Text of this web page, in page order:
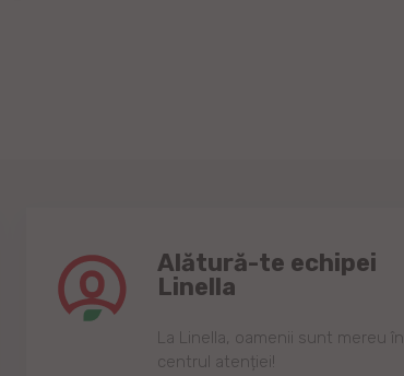
Alătură-te echipei
Linella
Lа Linellа, oаmenii sunt mereu în
centrul аtenției!